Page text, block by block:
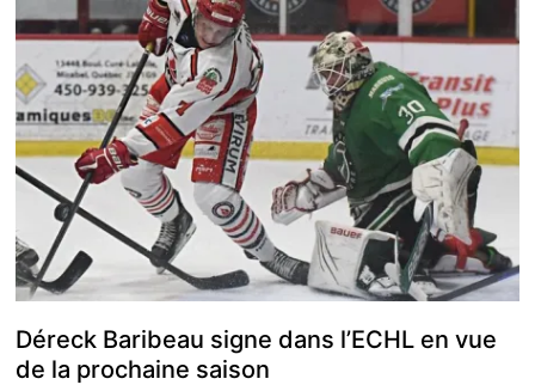
Déreck Baribeau signe dans l’ECHL en vue
de la prochaine saison